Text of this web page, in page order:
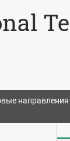
направления